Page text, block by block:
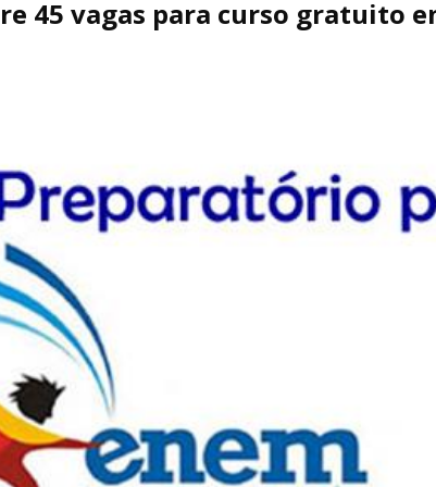
45 vagas para curso gratuito